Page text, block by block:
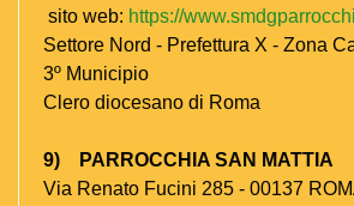
sito web: https://
Settore Nord - Prefettura X - Zona
3º Municipio
Clero diocesano di Roma
9) PARROCCHIA SAN MATTIA
Via Renato Fucini 285 - 00137